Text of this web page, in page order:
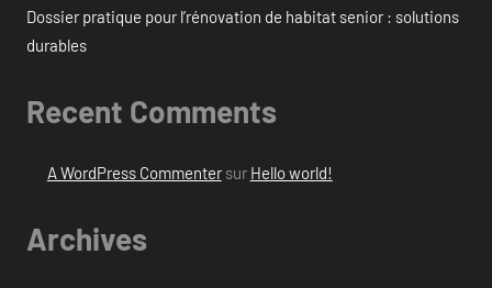
Dossier pratique pour l’rénovation de habitat senior : solutions
durables
Recent Comments
A WordPress Commentersur Hello world!
Archives